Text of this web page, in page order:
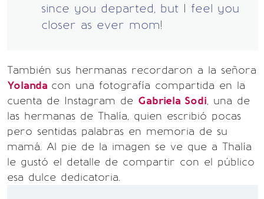
since you departed, but I feel you
closer as ever mom!
También sus hermanas recordaron a la señora
Yolanda con una fotografía compartida en la
cuenta de Instagram de Gabriela Sodi, una de
las hermanas de Thalía, quien escribió pocas
pero sentidas palabras en memoria de su
mamá. Al pie de la imagen se ve que a Thalía
le gustó el detalle de compartir con el público
esa dulce dedicatoria.